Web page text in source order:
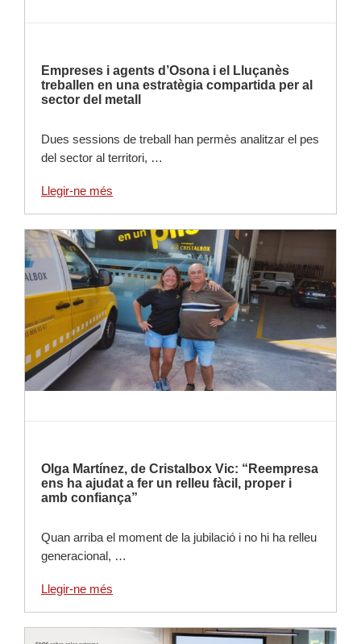
Empreses i agents d’Osona i el Lluçanès
treballen en una estratègia compartida per al
sector del metall
Dues sessions de treball han permès analitzar el pes
del sector al territori, …
Llegir-ne més
Llegir-ne més
Olga Martínez, de Cristalbox Vic: “Reempresa
ens ha ajudat a fer un relleu fàcil, proper i
amb confiança”
Quan arriba el moment de la jubilació i no hi ha relleu
generacional, …
Llegir-ne més